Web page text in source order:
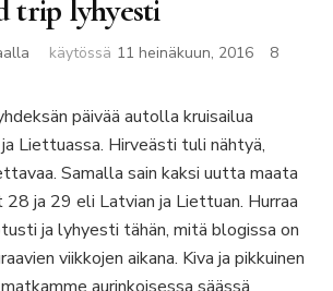
trip lyhyesti
käytössä 11 heinäkuun, 2016
8
päivää autolla kruisailua
Liettuassa. Hirveästi tuli nähtyä,
Samalla sain kaksi uutta maata
28 ja 29 eli Latvian ja Liettuan. Hurraa
ja lyhyesti tähän, mitä blogissa on
viikkojen aikana. Kiva ja pikkuinen